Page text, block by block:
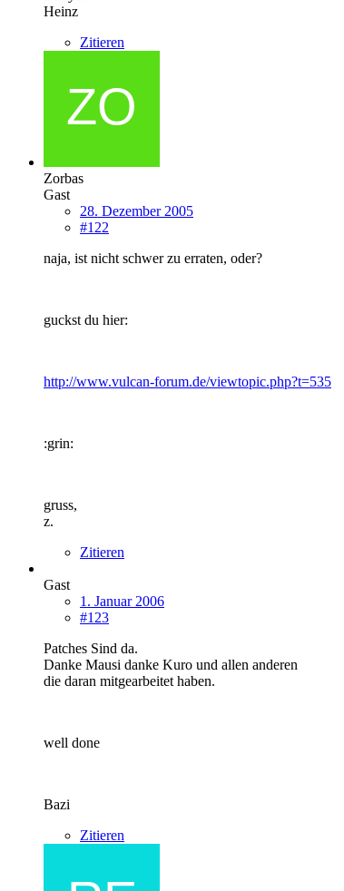
Heinz
Zitieren
Zorbas
Gast
28. Dezember 2005
#122
naja, ist nicht schwer zu erraten, oder?
guckst du hier:
http://www.vulcan-forum.de/viewtopic.php?t=535
:grin:
gruss,
z.
Zitieren
Gast
1. Januar 2006
#123
Patches Sind da.
Danke Mausi danke Kuro und allen anderen
die daran mitgearbeitet haben.
well done
Bazi
Zitieren